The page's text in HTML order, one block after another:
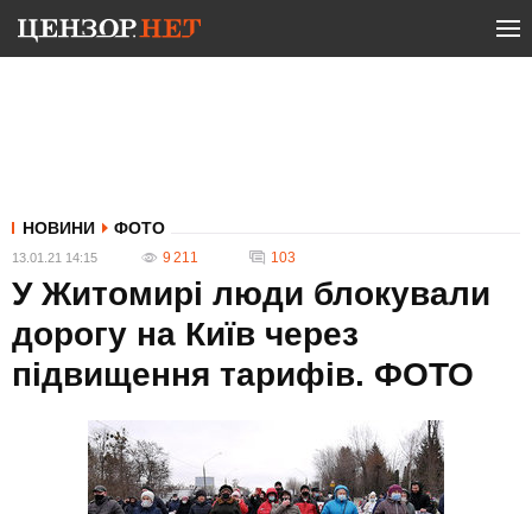
НОВИНИ ФОТО
13.01.21 14:15 9 211 103
У Житомирі люди блокували
дорогу на Київ через
підвищення тарифів. ФОТО